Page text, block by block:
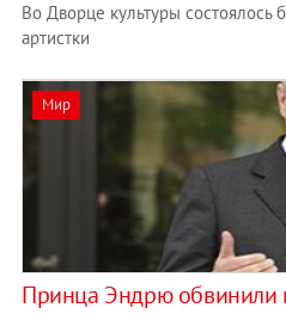
Во Дворце культуры состоялось
артистки
Мир
Принца Эндрю обвинили